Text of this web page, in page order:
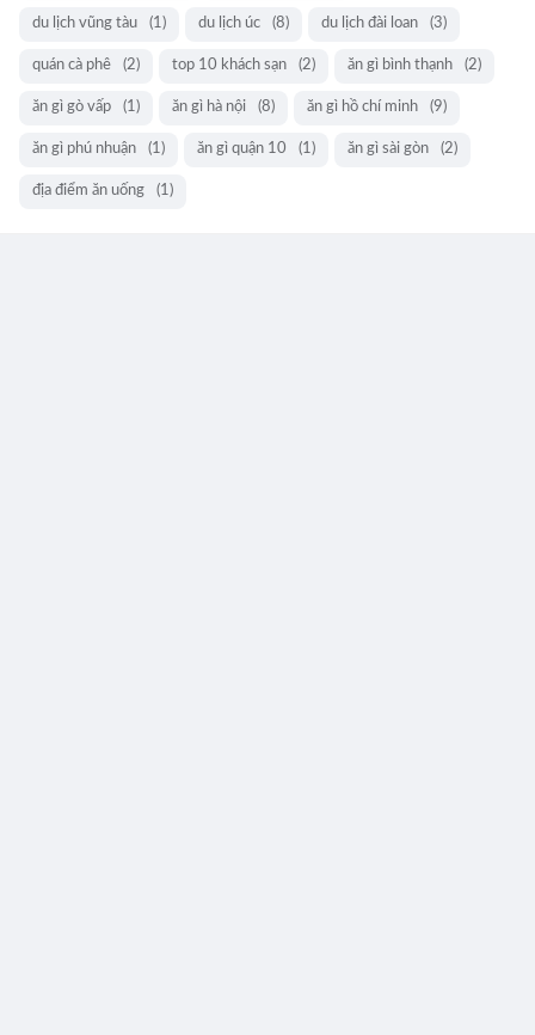
du lịch vũng tàu (1) du lịch úc (8) du lịch đài loan (3)
quán cà phê (2) top 10 khách sạn (2) ăn gì bình thạnh (2)
ăn gì gò vấp (1) ăn gì hà nội (8) ăn gì hồ chí minh (9)
ăn gì phú nhuận (1) ăn gì quận 10 (1) ăn gì sài gòn (2)
địa điểm ăn uống (1)